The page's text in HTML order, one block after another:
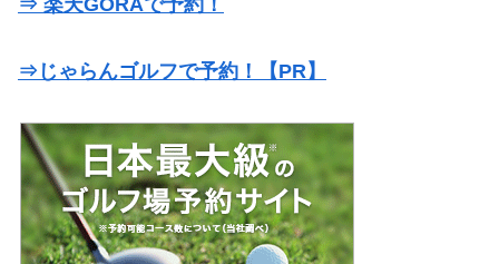
⇒ 楽天GORAで予約！
⇒じゃらんゴルフで予約！【PR】